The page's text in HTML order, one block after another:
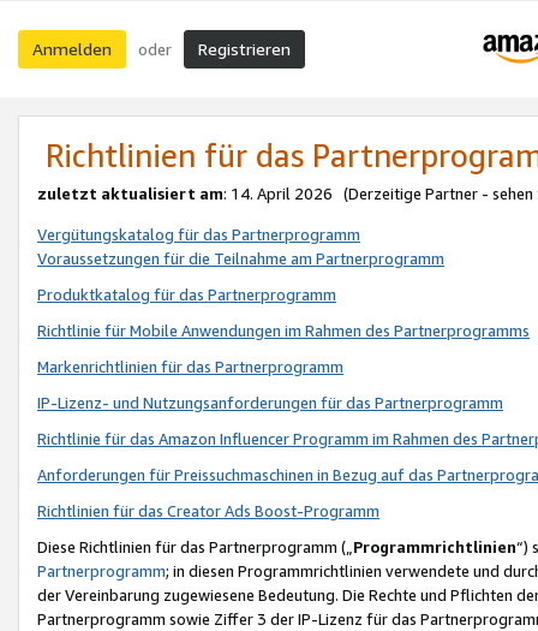
Anmelden oder Registrieren
Richtlinien für das
zuletzt aktualisiert am: 14. April 2026 (Derzeitige Partner - sehen
Vergütungskatalog für das Partnerprogramm
Voraussetzungen für die Teilnahme am Partnerprogramm
Produktkatalog für das Partnerprogramm
Richtlinie für Mobile Anwendungen im Rahmen des Partnerprogramms
Markenrichtlinien für das Partnerprogramm
IP-Lizenz- und Nutzungsanforderungen für das Partnerprogramm
Richtlinie für das Amazon Influencer Programm im Rahmen des
Anforderungen für Preissuchmaschinen in Bezug auf das
Richtlinien für das Creator Ads Boost-Programm
Diese Richtlinien für das Partnerprogramm („Programmrichtlinien“)
Partnerprogramm; in diesen Programmrichtlinien verwendete und
der Vereinbarung zugewiesene Bedeutung. Die Rechte und Pflichten
Partnerprogramm sowie Ziffer 3 der IP-Lizenz für das